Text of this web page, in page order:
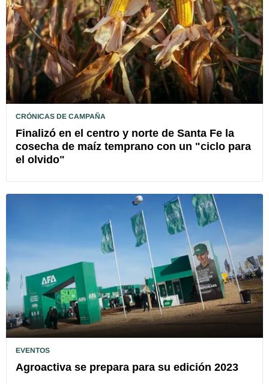
CRÓNICAS DE CAMPAÑA
Finalizó en el centro y norte de Santa Fe la
cosecha de maíz temprano con un "ciclo para
el olvido"
EVENTOS
Agroactiva se prepara para su edición 2023